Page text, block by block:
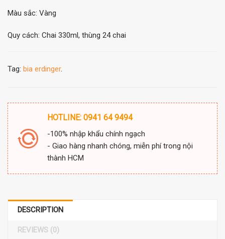
Màu sắc: Vàng
Quy cách: Chai 330ml, thùng 24 chai
Tag: bia erdinger.
HOTLINE: 0941 64 9494
-100% nhập khẩu chính ngạch
- Giao hàng nhanh chóng, miễn phí trong nội
thành HCM
DESCRIPTION
REVIEWS (0)